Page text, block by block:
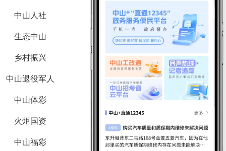
中山人社
生态中山
乡村振兴
中山退役军人
中山体彩
火炬国资
中山福彩